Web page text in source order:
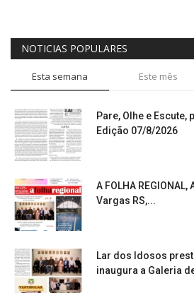
NOTICIAS POPULARES
Esta semana Este mês
Pare, Olhe e Escute,
Edição 07/8/2026
A FOLHA
Vargas RS,...
Lar dos Idosos
inaugura a Galeria